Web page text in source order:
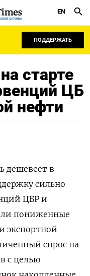
СЛУЖБА
EN
ПОДДЕРЖАТЬ
старте
ЦБ
нефти
дешевеет в
сильно
ЦБР и
пониженные
экспортной
спрос на
с целью